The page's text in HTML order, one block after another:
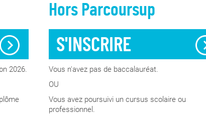
2026.
Hors Parcoursup
S'INSCRIRE
Vous n'avez pas de baccalauréat.
OU
Vous avez poursuivi un cursus scolaire ou
professionnel.